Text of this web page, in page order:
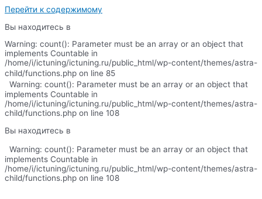
Перейти к содержимому
Вы находитесь в
Warning: count(): Parameter must be an array or an object that
implements Countable in
/home/i/ictuning/ictuning.ru/public_html/wp-content/themes/astra-
child/functions.php on line 85
Warning: count(): Parameter must be an array or an object that
implements Countable in
/home/i/ictuning/ictuning.ru/public_html/wp-content/themes/astra-
child/functions.php on line 108
Вы находитесь в
Warning: count(): Parameter must be an array or an object that
implements Countable in
/home/i/ictuning/ictuning.ru/public_html/wp-content/themes/astra-
child/functions.php on line 108